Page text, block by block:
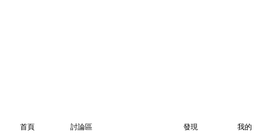
首頁 討論區 發現 我的